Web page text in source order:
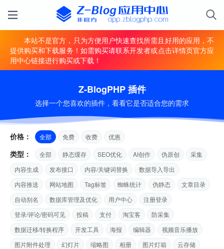
本站不是官方，只为方便用户快速查找所需且好用的应用，不
提供购买和下载服务！如需购买请联系开发者或点击详情页官方应
用中心链接进行购买或下载！
Z-BlogPHP 插件
选择一个您喜欢的插件，看看它是否适合您的需求
价格： 全部 免费 收费 优惠
类型： 全部 静态缓存 SEO优化 AI创作 伪原创
采集
内容生成
发布接口 内容/关键词替换
数据导入导出
内容推送
网站地图 Tag标签 蜘蛛统计 伪静态
文章目录
自动别名
数据库管理及优化 用户中心
注册登录
登录/评论/密码可见
投稿 支付 淘宝客
防采集
数据迁移/转换程序
开发工具 海报 编辑器
视频音乐播放
图片附件处理
幻灯片 缩略图 相册 图片灯箱
云存储